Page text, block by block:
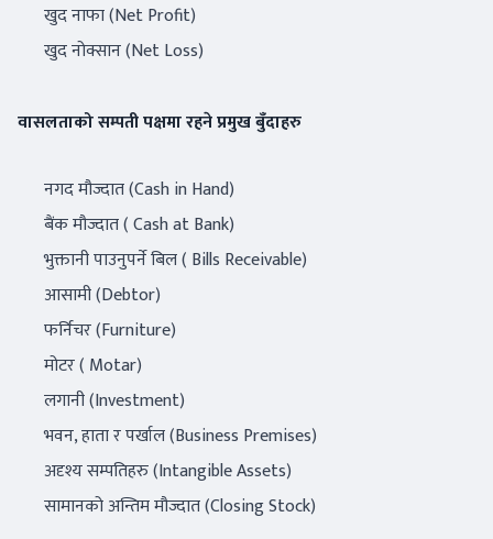
खुद नाफा (Net Profit)
खुद नोक्सान (Net Loss)
वासलताको सम्पती पक्षमा रहने प्रमुख बुँदाहरु
नगद मौज्दात (Cash in Hand)
बैंक मौज्दात ( Cash at Bank)
भुक्तानी पाउनुपर्ने बिल ( Bills Receivable)
आसामी (Debtor)
फर्निचर (Furniture)
मोटर ( Motar)
लगानी (Investment)
भवन, हाता र पर्खाल (Business Premises)
अदृश्य सम्पतिहरु (Intangible Assets)
सामानको अन्तिम मौज्दात (Closing Stock)